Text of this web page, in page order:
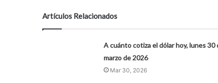
Artículos Relacionados
A cuánto cotiza el dólar hoy, lunes 30
marzo de 2026
Mar 30, 2026